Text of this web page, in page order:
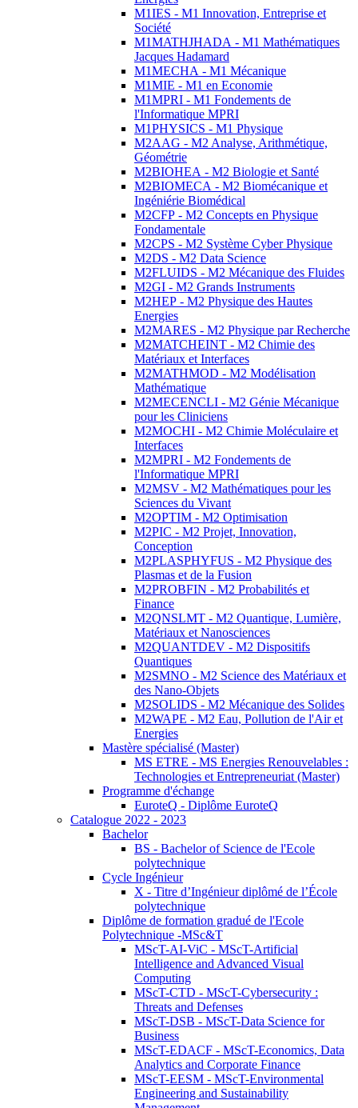
M1IES - M1 Innovation, Entreprise et
Société
M1MATHJHADA - M1 Mathématiques
Jacques Hadamard
M1MECHA - M1 Mécanique
M1MIE - M1 en Economie
M1MPRI - M1 Fondements de
l'Informatique MPRI
M1PHYSICS - M1 Physique
M2AAG - M2 Analyse, Arithmétique,
Géométrie
M2BIOHEA - M2 Biologie et Santé
M2BIOMECA - M2 Biomécanique et
Ingéniérie Biomédical
M2CFP - M2 Concepts en Physique
Fondamentale
M2CPS - M2 Système Cyber Physique
M2DS - M2 Data Science
M2FLUIDS - M2 Mécanique des Fluides
M2GI - M2 Grands Instruments
M2HEP - M2 Physique des Hautes
Energies
M2MARES - M2 Physique par Recherche
M2MATCHEINT - M2 Chimie des
Matériaux et Interfaces
M2MATHMOD - M2 Modélisation
Mathématique
M2MECENCLI - M2 Génie Mécanique
pour les Cliniciens
M2MOCHI - M2 Chimie Moléculaire et
Interfaces
M2MPRI - M2 Fondements de
l'Informatique MPRI
M2MSV - M2 Mathématiques pour les
Sciences du Vivant
M2OPTIM - M2 Optimisation
M2PIC - M2 Projet, Innovation,
Conception
M2PLASPHYFUS - M2 Physique des
Plasmas et de la Fusion
M2PROBFIN - M2 Probabilités et
Finance
M2QNSLMT - M2 Quantique, Lumière,
Matériaux et Nanosciences
M2QUANTDEV - M2 Dispositifs
Quantiques
M2SMNO - M2 Science des Matériaux et
des Nano-Objets
M2SOLIDS - M2 Mécanique des Solides
M2WAPE - M2 Eau, Pollution de l'Air et
Energies
Mastère spécialisé (Master)
MS ETRE - MS Energies Renouvelables :
Technologies et Entrepreneuriat (Master)
Programme d'échange
EuroteQ - Diplôme EuroteQ
Catalogue 2022 - 2023
Bachelor
BS - Bachelor of Science de l'Ecole
polytechnique
Cycle Ingénieur
X - Titre d’Ingénieur diplômé de l’École
polytechnique
Diplôme de formation gradué de l'Ecole
Polytechnique -MSc&T
MScT-AI-ViC - MScT-Artificial
Intelligence and Advanced Visual
Computing
MScT-CTD - MScT-Cybersecurity :
Threats and Defenses
MScT-DSB - MScT-Data Science for
Business
MScT-EDACF - MScT-Economics, Data
Analytics and Corporate Finance
MScT-EESM - MScT-Environmental
Engineering and Sustainability